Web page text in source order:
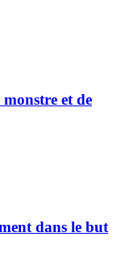
et de
dans le but